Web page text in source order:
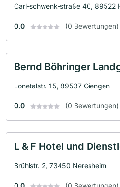
Carl-schwenk-straße 40, 89522
0.0 (0 Bewertungen)
Bernd Böhringer
Lonetalstr. 15, 89537 Giengen
0.0 (0 Bewertungen)
L & F Hotel und
Brühlstr. 2, 73450 Neresheim
0.0 (0 Bewertungen)